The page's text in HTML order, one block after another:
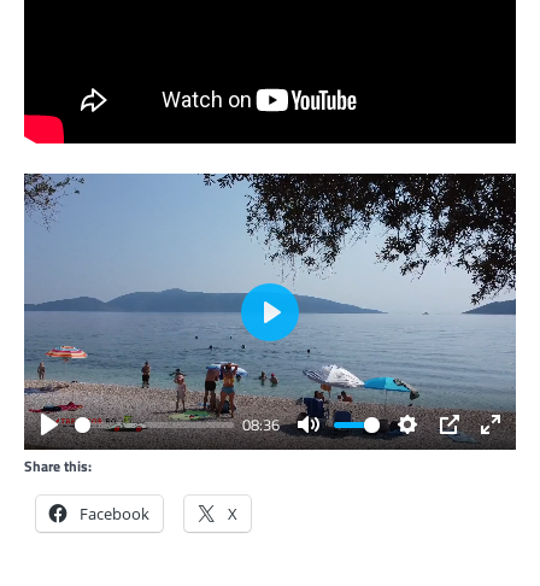
Play
08:36
Mute Settings
PIP Enter
Play
Share this:
Facebook X